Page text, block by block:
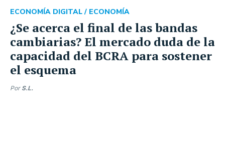
¿Se acerca el final de las bandas
cambiarias? El mercado duda de la
capacidad del BCRA para sostener
el esquema
ECONOMÍA DIGITAL / ECONOMÍA
Por S.L.